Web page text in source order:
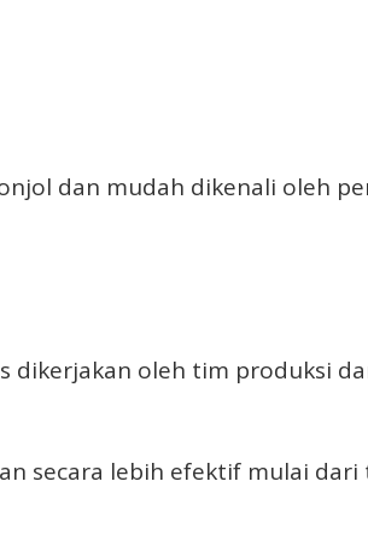
dan mudah dikenali oleh
dikerjakan oleh tim produksi
secara lebih efektif mulai